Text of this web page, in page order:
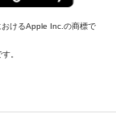
けるApple Inc.の商標で
。